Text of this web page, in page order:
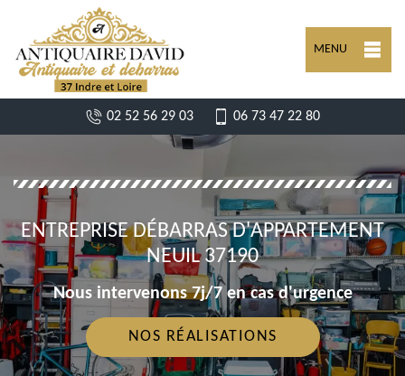
MENU
02 52 56 29 03 06 73 47 22 80
ENTREPRISE DÉBARRAS D'APPARTEMENT
NEUIL 37190
Nous intervenons 7j/7 en cas d'urgence
NOS RÉALISATIONS